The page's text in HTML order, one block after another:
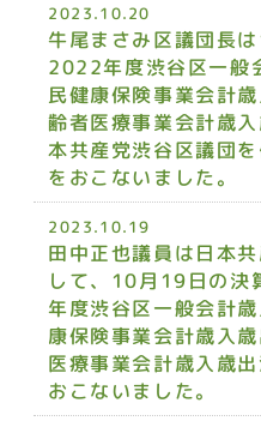
2023.10.20
牛尾まさみ区議団長
2022年度渋谷区一般
民健康保険事業会計
齢者医療事業会計歳
本共産党渋谷区議団
をおこないました。
2023.10.19
田中正也議員は日本
して、10月19日の決
年度渋谷区一般会計
康保険事業会計歳入
医療事業会計歳入歳
おこないました。